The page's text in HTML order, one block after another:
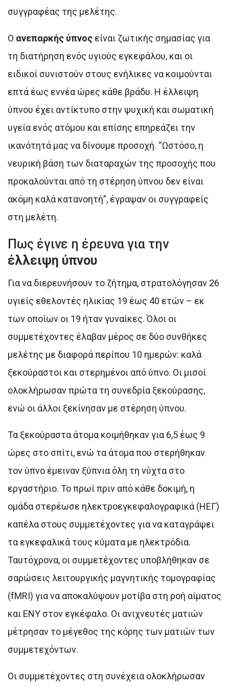
συγγραφέας της μελέτης.
Ο ανεπαρκής ύπνος είναι ζωτικής σημασίας για
τη διατήρηση ενός υγιούς εγκεφάλου, και οι
ειδικοί συνιστούν στους ενήλικες να κοιμούνται
επτά έως εννέα ώρες κάθε βράδυ. Η έλλειψη
ύπνου έχει αντίκτυπο στην ψυχική και σωματική
υγεία ενός ατόμου και επίσης επηρεάζει την
ικανότητά μας να δίνουμε προσοχή. “Ωστόσο, η
νευρική βάση των διαταραχών της προσοχής που
προκαλούνται από τη στέρηση ύπνου δεν είναι
ακόμη καλά κατανοητή”, έγραψαν οι συγγραφείς
στη μελέτη.
Πως έγινε η έρευνα για την
έλλειψη ύπνου
Για να διερευνήσουν το ζήτημα, στρατολόγησαν 26
υγιείς εθελοντές ηλικίας 19 έως 40 ετών – εκ
των οποίων οι 19 ήταν γυναίκες. Όλοι οι
συμμετέχοντες έλαβαν μέρος σε δύο συνθήκες
μελέτης με διαφορά περίπου 10 ημερών: καλά
ξεκούραστοι και στερημένοι από ύπνο. Οι μισοί
ολοκλήρωσαν πρώτα τη συνεδρία ξεκούρασης,
ενώ οι άλλοι ξεκίνησαν με στέρηση ύπνου.
Τα ξεκούραστα άτομα κοιμήθηκαν για 6,5 έως 9
ώρες στο σπίτι, ενώ τα άτομα που στερήθηκαν
τον ύπνο έμειναν ξύπνια όλη τη νύχτα στο
εργαστήριο. Το πρωί πριν από κάθε δοκιμή, η
ομάδα στερέωσε ηλεκτροεγκεφαλογραφικά (ΗΕΓ)
καπέλα στους συμμετέχοντες για να καταγράψει
τα εγκεφαλικά τους κύματα με ηλεκτρόδια.
Ταυτόχρονα, οι συμμετέχοντες υποβλήθηκαν σε
σαρώσεις λειτουργικής μαγνητικής τομογραφίας
(fMRI) για να αποκαλύψουν μοτίβα στη ροή αίματος
και ΕΝΥ στον εγκέφαλο. Οι ανιχνευτές ματιών
μέτρησαν το μέγεθος της κόρης των ματιών των
συμμετεχόντων.
Οι συμμετέχοντες στη συνέχεια ολοκλήρωσαν